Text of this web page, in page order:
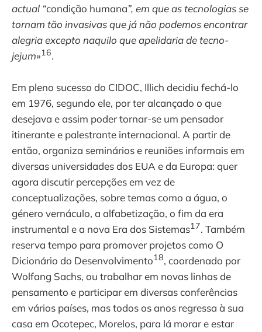
actual “condição humana”, em que as tecnologias se
tornam tão invasivas que já não podemos encontrar
alegria excepto naquilo que apelidaria de tecno-
jejum»16.
Em pleno sucesso do CIDOC, Illich decidiu fechá-lo
em 1976, segundo ele, por ter alcançado o que
desejava e assim poder tornar-se um pensador
itinerante e palestrante internacional. A partir de
então, organiza seminários e reuniões informais em
diversas universidades dos EUA e da Europa: quer
agora discutir percepções em vez de
conceptualizações, sobre temas como a água, o
género vernáculo, a alfabetização, o fim da era
instrumental e a nova Era dos Sistemas17. Também
reserva tempo para promover projetos como O
Dicionário do Desenvolvimento18, coordenado por
Wolfang Sachs, ou trabalhar em novas linhas de
pensamento e participar em diversas conferências
em vários países, mas todos os anos regressa à sua
casa em Ocotepec, Morelos, para lá morar e estar